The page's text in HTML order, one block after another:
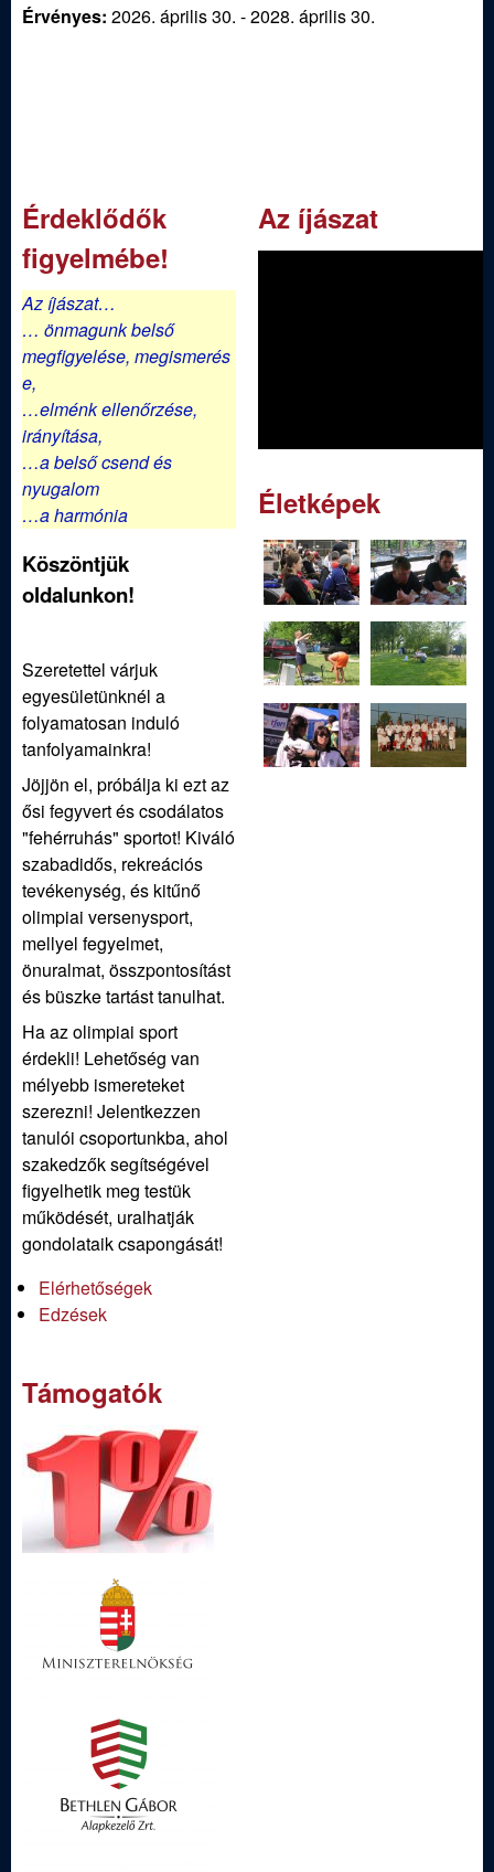
Érvényes: 2026. április 30. -2028. április 30.
Érdeklődők
figyelmébe!
Az íjászat…
… önmagunk belső
megfigyelése, megismerés
e,
…elménk ellenőrzése,
irányítása,
…a belső csend és
nyugalom
…a harmónia
Köszöntjük
oldalunkon!
Szeretettel várjuk
egyesületünknél a
folyamatosan induló
tanfolyamainkra!
Jöjjön el, próbálja ki ezt az
ősi fegyvert és csodálatos
"fehérruhás" sportot! Kiváló
szabadidős, rekreációs
tevékenység, és kitűnő
olimpiai versenysport,
mellyel fegyelmet,
önuralmat, összpontosítást
és büszke tartást tanulhat.
Ha az olimpiai sport
érdekli! Lehetőség van
mélyebb ismereteket
szerezni! Jelentkezzen
tanulói csoportunkba, ahol
szakedzők segítségével
figyelhetik meg testük
működését, uralhatják
gondolataik csapongását!
Elérhetőségek
Edzések
Támogatók
Az íjászat
Életképek